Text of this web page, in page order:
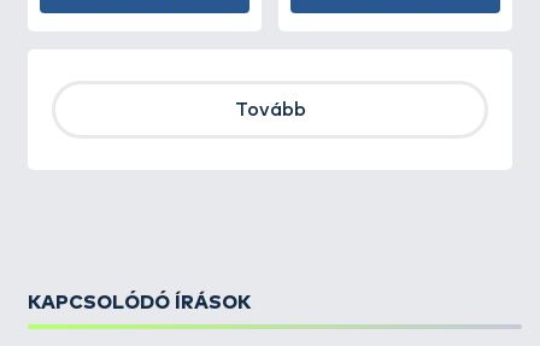
Tovább
KAPCSOLÓDÓ ÍRÁSOK